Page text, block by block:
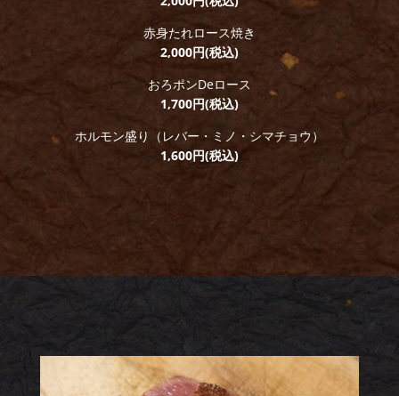
赤身たれロース焼き
2,000円(税込)
おろポンDeロース
1,700円(税込)
ホルモン盛り（レバー・ミノ・シマチョウ）
1,600円(税込)